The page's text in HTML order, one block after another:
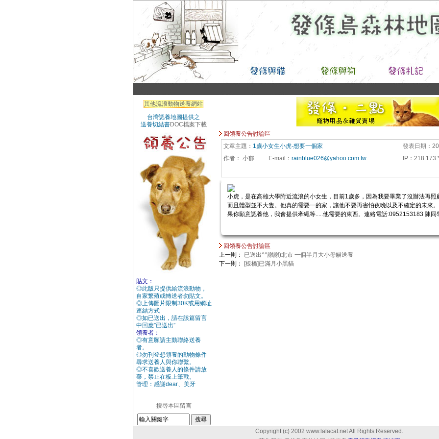
其他流浪動物送養網站
台灣認養地圖提供之
送養切結書DOC檔案下載
貼文：
◎此版只提供給流浪動物，
自家繁殖或轉送者勿貼文。
◎上傳圖片限制30K或用網址
連結方式
◎如已送出，請在該篇留言
中回應”已送出”
領養者：
◎有意願請主動聯絡送養
者。
◎勿刊登想領養的動物條件
尋求送養人與你聯繫。
◎不喜歡送養人的條件請放
棄，禁止在板上筆戰。
管理：感謝dear、美牙
搜尋本區留言
回領養公告討論區
文章主題： 1歲小女生小虎-想要一個家 發表日期：
作者： 小郁 E-mail ： rainblue026@yahoo.com.tw IP ：
小虎，是在高雄大學附近流浪的小女生，目前1歲多，因為我要畢業了沒辦法再照
而且體型並不大隻。他真的需要一的家，讓他不要再害怕夜晚以及不確定的未來
果你願意認養他，我會提供牽繩等.....他需要的東西。連絡電話:0952153183 陳同
回領養公告討論區
上一則：
已送出^^謝謝)北市 一個半月大小母貓送養
下一則：
[板橋]已滿月小黑貓
Copyright (c) 2002 www.lalacat.net All Rights Reserved.